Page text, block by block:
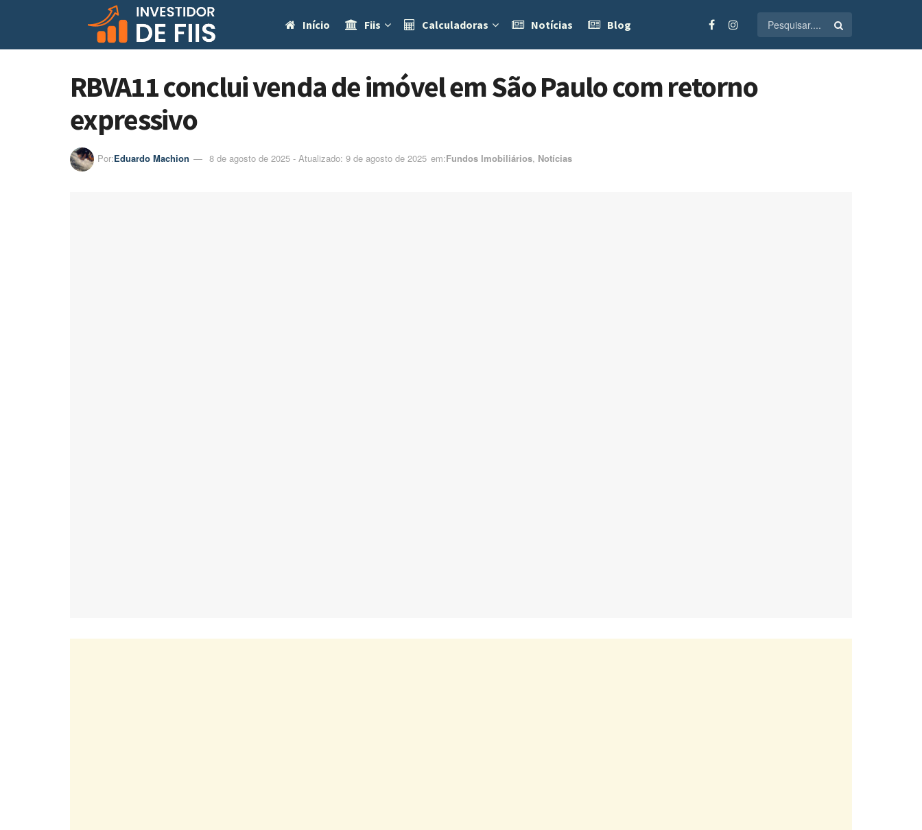
Início Fiis Calculadoras Notícias Blog
RBVA11 conclui venda de imóvel em São Paulo com retorno
expressivo
Por:Eduardo Machion 8 de agosto de 2025 - Atualizado: 9 de agosto de 2025 em:ㅤFundos Imobiliários, Notícias